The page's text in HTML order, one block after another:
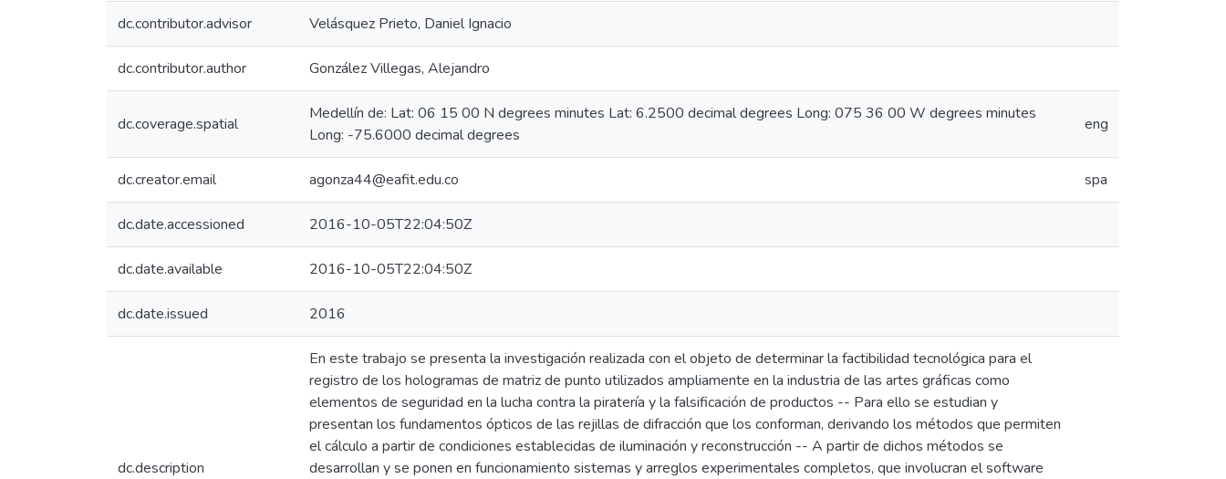
dc.contributor.advisor Velásquez Prieto, Daniel Ignacio
dc.contributor.author González Villegas, Alejandro
dc.coverage.spatial
Medellín de: Lat: 06 15 00 N degrees minutes Lat: 6.2500 decimal degrees Long: 075 36 00 W degrees minutes
Long: -75.6000 decimal degrees
eng
dc.creator.email agonza44@eafit.edu.co spa
dc.date.accessioned 2016-10-05T22:04:50Z
dc.date.available 2016-10-05T22:04:50Z
dc.date.issued 2016
dc.description
En este trabajo se presenta la investigación realizada con el objeto de determinar la factibilidad tecnológica para el
registro de los hologramas de matriz de punto utilizados ampliamente en la industria de las artes gráficas como
elementos de seguridad en la lucha contra la piratería y la falsificación de productos -- Para ello se estudian y
presentan los fundamentos ópticos de las rejillas de difracción que los conforman, derivando los métodos que permiten
el cálculo a partir de condiciones establecidas de iluminación y reconstrucción -- A partir de dichos métodos se
desarrollan y se ponen en funcionamiento sistemas y arreglos experimentales completos, que involucran el software